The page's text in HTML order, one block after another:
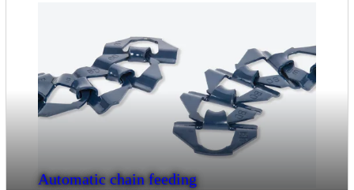
Automatic chain feeding